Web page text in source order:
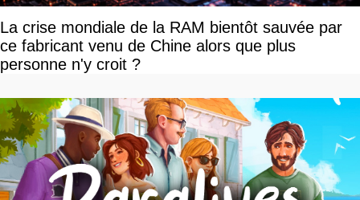
La crise mondiale de la RAM bientôt sauvée par
ce fabricant venu de Chine alors que plus
personne n'y croit ?